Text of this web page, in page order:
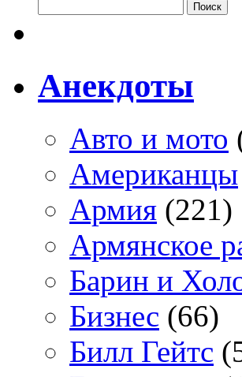
Анекдоты
Авто и мото
Американцы
Армия (221)
Армянское
Барин и
Бизнес (66)
Билл Гейтс